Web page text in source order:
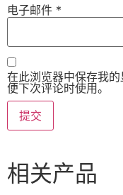
电子邮件 *
在此浏览器中保存我
便下次评论时使用。
相关产品